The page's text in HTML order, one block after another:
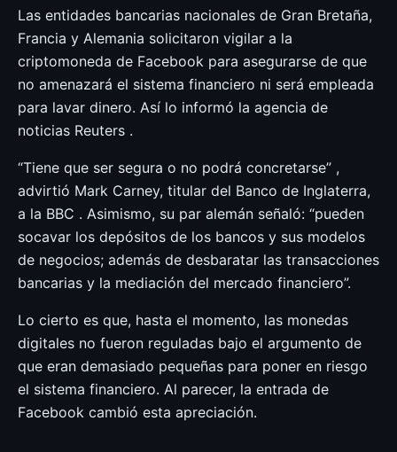
Las entidades bancarias nacionales de Gran Bretaña,
Francia y Alemania solicitaron vigilar a la
criptomoneda de Facebook para asegurarse de que
no amenazará el sistema financiero ni será empleada
para lavar dinero. Así lo informó la agencia de
noticias Reuters .
“Tiene que ser segura o no podrá concretarse” ,
advirtió Mark Carney, titular del Banco de Inglaterra,
a la BBC . Asimismo, su par alemán señaló: “pueden
socavar los depósitos de los bancos y sus modelos
de negocios; además de desbaratar las transacciones
bancarias y la mediación del mercado financiero”.
Lo cierto es que, hasta el momento, las monedas
digitales no fueron reguladas bajo el argumento de
que eran demasiado pequeñas para poner en riesgo
el sistema financiero. Al parecer, la entrada de
Facebook cambió esta apreciación.